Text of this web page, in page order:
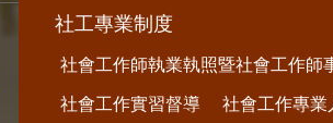
社工專業制度
社會工作師執業執照暨社會工作師
社會工作實習督導 社會工作專業